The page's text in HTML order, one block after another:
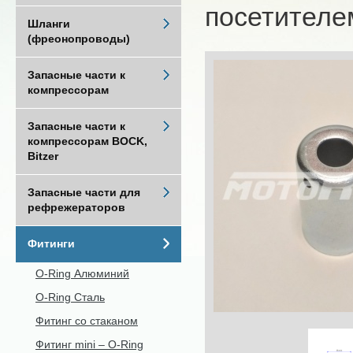
Шланги
(фреонопроводы)
Запасные части к
компрессорам
Запасные части к
компрессорам BOCK,
Bitzer
Запасные части для
рефрежераторов
Фитинги
O-Ring Алюминий
O-Ring Сталь
Фитинг со стаканом
Фитинг mini – O-Ring